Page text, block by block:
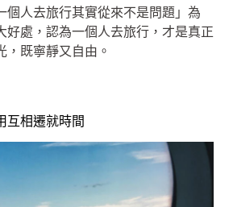
個人去旅行其實從來不是問題」為
好處，認為一個人去旅行，才是真正
，既寧靜又自由。
互相遷就時間